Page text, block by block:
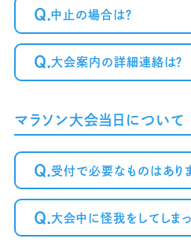
Q.中止の場合は？
Q.大会案内の詳細連絡は？
マラソン大会当日について
Q.受付で必要なものはあり
Q.大会中に怪我をしてしま